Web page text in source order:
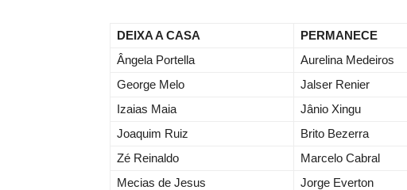
DEIXA A CASA PERMANECE
Ângela Portella
Aurelina Medeiros
George Melo
Jalser Renier
Izaias Maia
Jânio Xingu
Joaquim Ruiz
Brito Bezerra
Zé Reinaldo
Marcelo Cabral
Mecias de Jesus
Jorge Everton